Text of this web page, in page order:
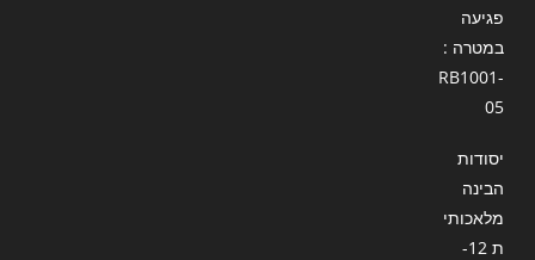
פגיעה
במטרה :
RB1001-
05
יסודות
הבינה
מלאכותי
ת 12-